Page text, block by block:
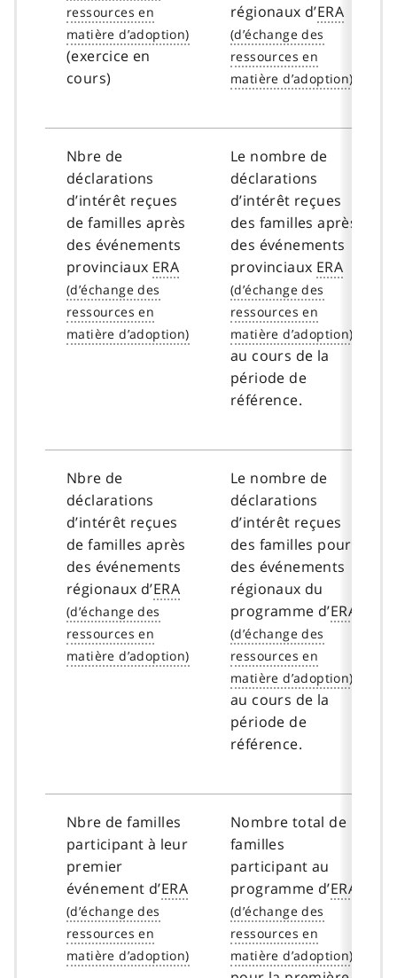
(exercice en
cours)
régionaux d’ERA
Nbre de
déclarations
d’intérêt reçues
de familles après
des événements
provinciaux ERA
Le nombre de
déclarations
d’intérêt reçues
des familles après
des événements
provinciaux ERA
au cours de la
période de
référence.
Nbre de
déclarations
d’intérêt reçues
de familles après
des événements
régionaux d’ERA
Le nombre de
déclarations
d’intérêt reçues
des familles pour
des événements
régionaux du
programme d’ERA
au cours de la
période de
référence.
Nbre de familles
participant à leur
premier
événement d’ERA
Nombre total de
familles
participant au
programme d’ERA